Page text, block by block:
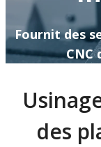
Fournit des
CNC
des